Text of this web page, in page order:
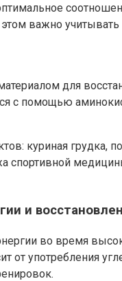
важно
для
с помощью
куриная грудка,
и
во время
от употребления